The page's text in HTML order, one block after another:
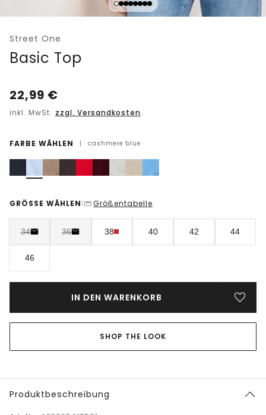
Street One
Basic Top
22,99 €
inkl. MwSt. zzgl. Versandkosten
FARBE WÄHLEN | cashmere blue
GRÖSSE WÄHLEN | Größentabelle
34 36 38 40 42 44
46
IN DEN WARENKORB
SHOP THE LOOK
Produktbeschreibung